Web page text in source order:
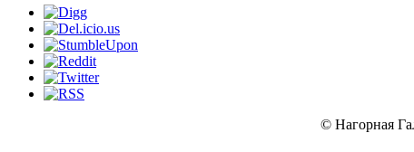
© Нагорная